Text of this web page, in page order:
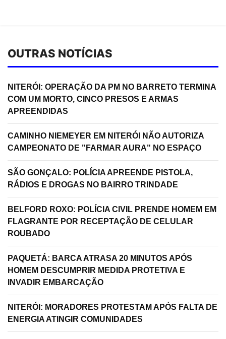
OUTRAS NOTÍCIAS
NITERÓI: OPERAÇÃO DA PM NO BARRETO TERMINA
COM UM MORTO, CINCO PRESOS E ARMAS
APREENDIDAS
CAMINHO NIEMEYER EM NITERÓI NÃO AUTORIZA
CAMPEONATO DE "FARMAR AURA" NO ESPAÇO
SÃO GONÇALO: POLÍCIA APREENDE PISTOLA,
RÁDIOS E DROGAS NO BAIRRO TRINDADE
BELFORD ROXO: POLÍCIA CIVIL PRENDE HOMEM EM
FLAGRANTE POR RECEPTAÇÃO DE CELULAR
ROUBADO
PAQUETÁ: BARCA ATRASA 20 MINUTOS APÓS
HOMEM DESCUMPRIR MEDIDA PROTETIVA E
INVADIR EMBARCAÇÃO
NITERÓI: MORADORES PROTESTAM APÓS FALTA DE
ENERGIA ATINGIR COMUNIDADES